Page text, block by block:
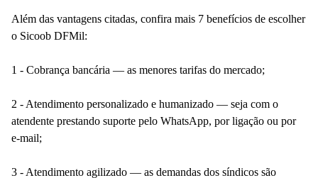
Além das vantagens citadas, confira mais 7 benefícios de escolher
o Sicoob DFMil:
1 - Cobrança bancária — as menores tarifas do mercado;
2 - Atendimento personalizado e humanizado — seja com o
atendente prestando suporte pelo WhatsApp, por ligação ou por
e-mail;
3 - Atendimento agilizado — as demandas dos síndicos são